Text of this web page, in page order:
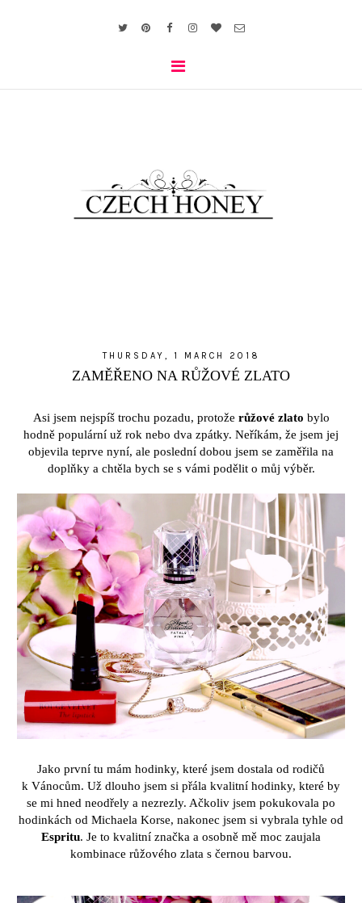
THURSDAY, 1 MARCH 2018
ZAMĚŘENO NA RŮŽOVÉ ZLATO
Asi jsem nejspíštrochu pozadu, protože růžovézlato bylo
hodně populární už rok nebo dva zpátky. Neříkám, že jsem jej
objevila teprve nyní, ale poslední dobou jsem se zaměřila na
doplňky a chtěla bych se s vámi podělit o můj výběr.
Jako první tu mám hodinky, které jsem dostala od rodičů
k Vánocům. Už dlouho jsem si přála kvalitní hodinky, které by
se mi hned neodřely a nezrezly. Ačkoliv jsem pokukovala po
hodinkách od Michaela Korse, nakonec jsem si vybrala tyhle od
Espritu. Je to kvalitní značka a osobně mě moc zaujala
kombinace růžového zlata s černou barvou.